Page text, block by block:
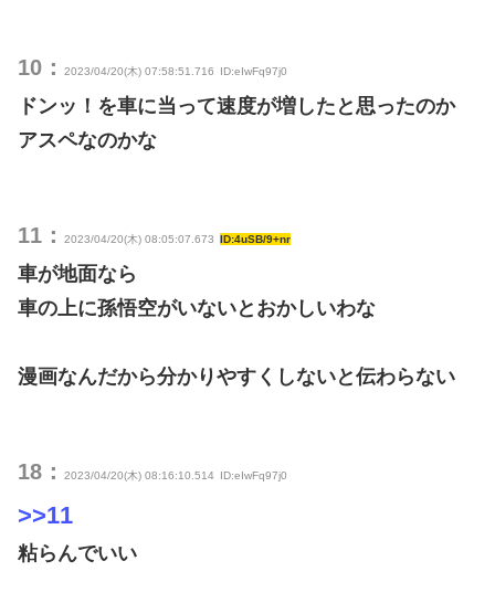
10： 2023/04/20(木) 07:58:51.716 ID:eIwFq97j0
ドンッ！を車に当って速度が増したと思ったのか
アスペなのかな
11： 2023/04/20(木) 08:05:07.673 ID:4uSB/9+nr
車が地面なら
車の上に孫悟空がいないとおかしいわな
漫画なんだから分かりやすくしないと伝わらない
18： 2023/04/20(木) 08:16:10.514 ID:eIwFq97j0
>>11
粘らんでいい